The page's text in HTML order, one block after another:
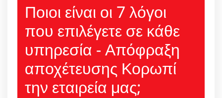
Ποιοι είναι οι 7 λόγοι
που επιλέγετε σε κάθε
υπηρεσία - Απόφραξη
αποχέτευσης Κορωπί
την εταιρεία μας;